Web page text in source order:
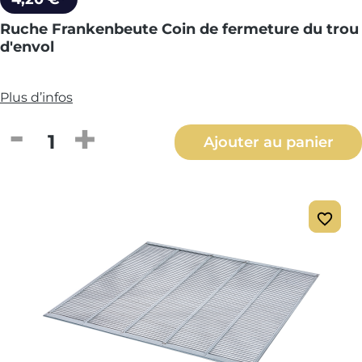
Ruche Frankenbeute Coin de fermeture du trou
d'envol
Plus d’infos
Quantité de produit : Entrez la
Ajouter au panier